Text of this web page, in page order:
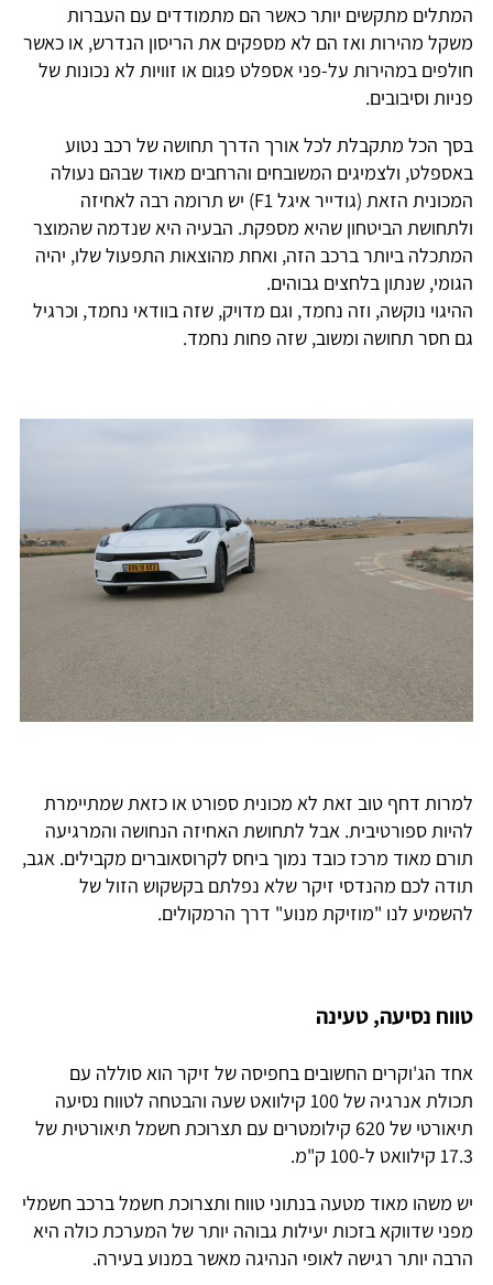
המתלים מתקשים יותר כאשר הם מתמודדים עם העברות
משקל מהירות ואז הם לא מספקים את הריסון הנדרש, או כאשר
חולפים במהירות על-פני אספלט פגום או זוויות לא נכונות של
פניות וסיבובים.
בסך הכל מתקבלת לכל אורך הדרך תחושה של רכב נטוע
באספלט, ולצמיגים המשובחים והרחבים מאוד שבהם נעולה
המכונית הזאת (גודייר איגל F1) יש תרומה רבה לאחיזה
ולתחושת הביטחון שהיא מספקת. הבעיה היא שנדמה שהמוצר
המתכלה ביותר ברכב הזה, ואחת מהוצאות התפעול שלו, יהיה
הגומי, שנתון בלחצים גבוהים.
ההיגוי נוקשה, וזה נחמד, וגם מדויק, שזה בוודאי נחמד, וכרגיל
גם חסר תחושה ומשוב, שזה פחות נחמד.
למרות דחף טוב זאת לא מכונית ספורט או כזאת שמתיימרת
להיות ספורטיבית. אבל לתחושת האחיזה הנחושה והמרגיעה
תורם מאוד מרכז כובד נמוך ביחס לקרוסאוברים מקבילים. אגב,
תודה לכם מהנדסי זיקר שלא נפלתם בקשקוש הזול של
להשמיע לנו "מוזיקת מנוע" דרך הרמקולים.
טווח נסיעה, טעינה
אחד הג'וקרים החשובים בחפיסה של זיקר הוא סוללה עם
תכולת אנרגיה של 100 קילוואט שעה והבטחה לטווח נסיעה
תיאורטי של 620 קילומטרים עם תצרוכת חשמל תיאורטית של
17.3 קילוואט ל-100 ק"מ.
יש משהו מאוד מטעה בנתוני טווח ותצרוכת חשמל ברכב חשמלי
מפני שדווקא בזכות יעילות גבוהה יותר של המערכת כולה היא
הרבה יותר רגישה לאופי הנהיגה מאשר במנוע בעירה.